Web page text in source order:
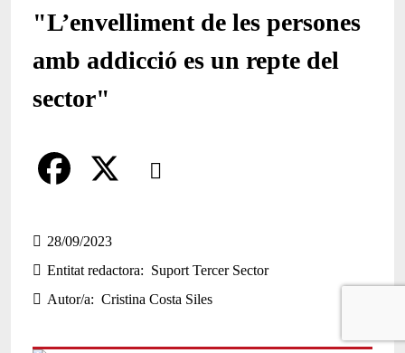
"L’envelliment de les persones
amb addicció es un repte del
sector"
Comparteix
a
c
e
28/09/2023
Entitat redactora
Suport Tercer Sector
Autor/a
Cristina Costa Siles